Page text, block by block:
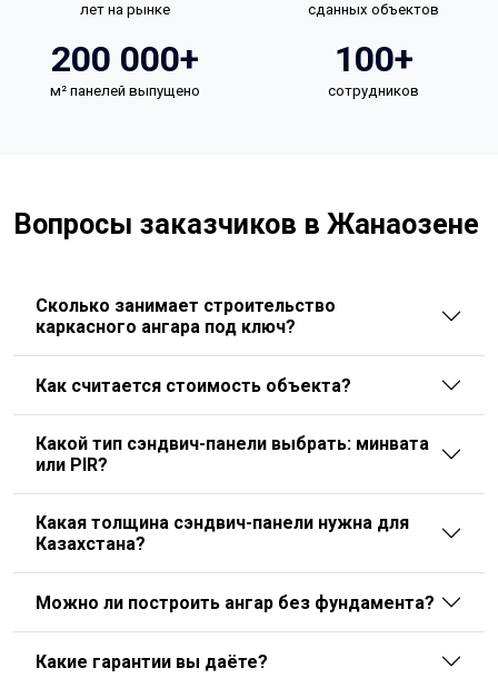
лет на рынке сданных объектов
200 000+
м² панелей выпущено
100+
сотрудников
Вопросы заказчиков в Жанаозене
Сколько занимает строительство
каркасного ангара под ключ?
Как считается стоимость объекта?
Какой тип сэндвич-панели выбрать: минвата
или PIR?
Какая толщина сэндвич-панели нужна для
Казахстана?
Можно ли построить ангар без фундамента?
Какие гарантии вы даёте?